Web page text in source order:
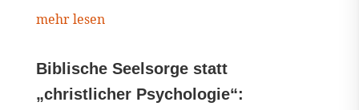
mehr lesen
Biblische Seelsorge statt
„christlicher Psychologie“: